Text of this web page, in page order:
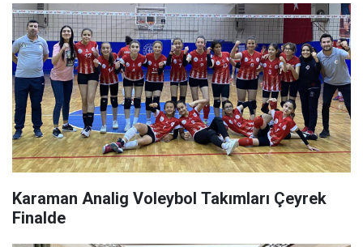
Karaman Analig Voleybol Takımları Çeyrek
Finalde